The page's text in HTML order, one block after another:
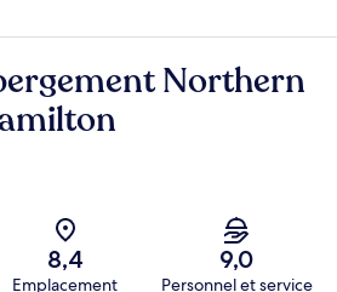
Northern
8,4
Emplacement
9,0
Personnel et service